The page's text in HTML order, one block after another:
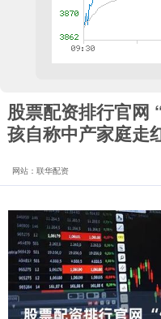
股票配资排行官网
孩自称中产家庭走
网站：联华配资